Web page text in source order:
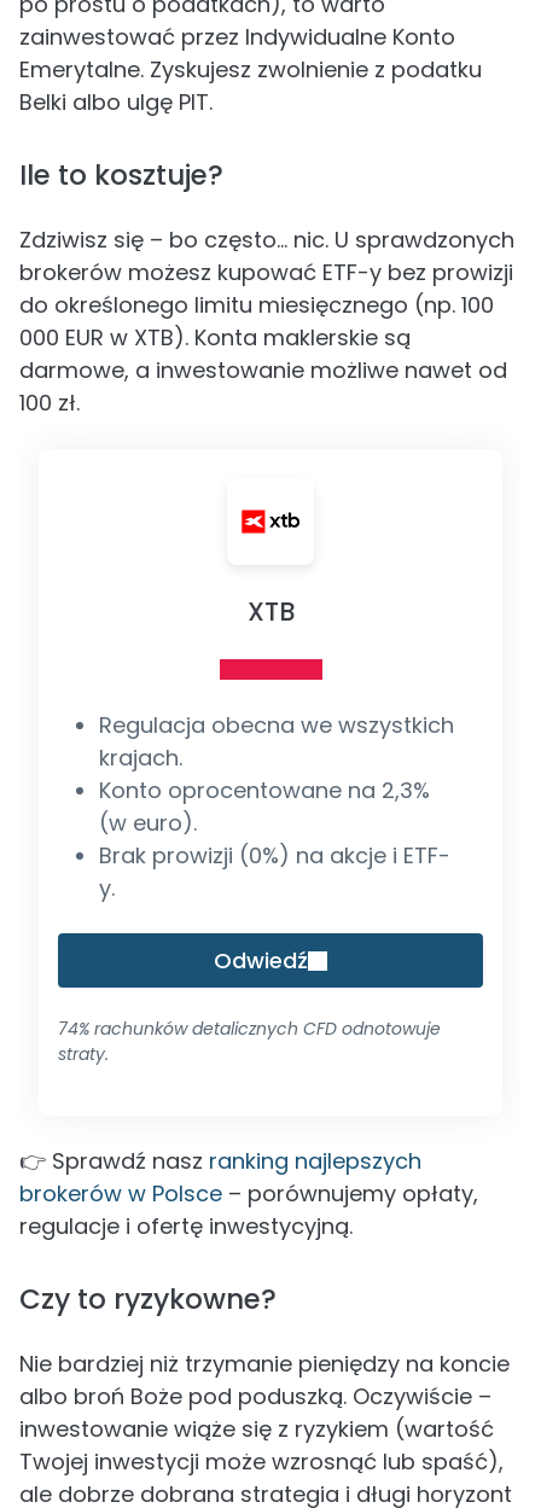
zainwestować przez Indywidualne Konto
Emerytalne. Zyskujesz zwolnienie z podatku
Belki albo ulgę PIT.
Ile to kosztuje?
Zdziwisz się – bo często… nic. U sprawdzonych
brokerów możesz kupować ETF-y bez prowizji
do określonego limitu miesięcznego (np. 100
000 EUR w XTB). Konta maklerskie są
darmowe, a inwestowanie możliwe nawet od
100 zł.
XTB
Regulacja obecna we wszystkich
krajach.
Konto oprocentowane na 2,3%
(w euro).
Brak prowizji (0%) na akcje i ETF-
y.
Odwiedź
74% rachunków detalicznych CFD odnotowuje
straty.
👉 Sprawdź nasz ranking najlepszych
brokerów w Polsce – porównujemy opłaty,
regulacje i ofertę inwestycyjną.
Czy to ryzykowne?
Nie bardziej niż trzymanie pieniędzy na koncie
albo broń Boże pod poduszką. Oczywiście –
inwestowanie wiąże się z ryzykiem (wartość
Twojej inwestycji może wzrosnąć lub spaść),
ale dobrze dobrana strategia i długi horyzont